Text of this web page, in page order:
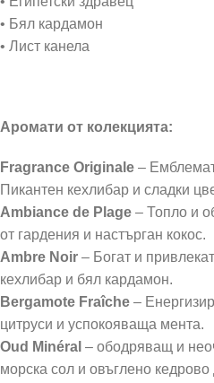
• Бял кардамон
• Лист канела
Аромати от колекцията:
Fragrance Originale –
Пикантен кехлибар и сладки
Ambiance de Plage – Топло и
от гардения и настърган кокос.
Ambre Noir – Богат и
кехлибар и бял кардамон.
Bergamote Fraîche –
цитруси и успокояваща мента.
Oud Minéral – ободряващ и
морска сол и овъглено кедрово